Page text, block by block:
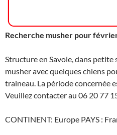
Recherche musher pour
Structure en Savoie, dans
musher avec quelques chiens
traineau. La période concernée
Veuillez contacter au 06 20 77
CONTINENT: Europe PAYS :